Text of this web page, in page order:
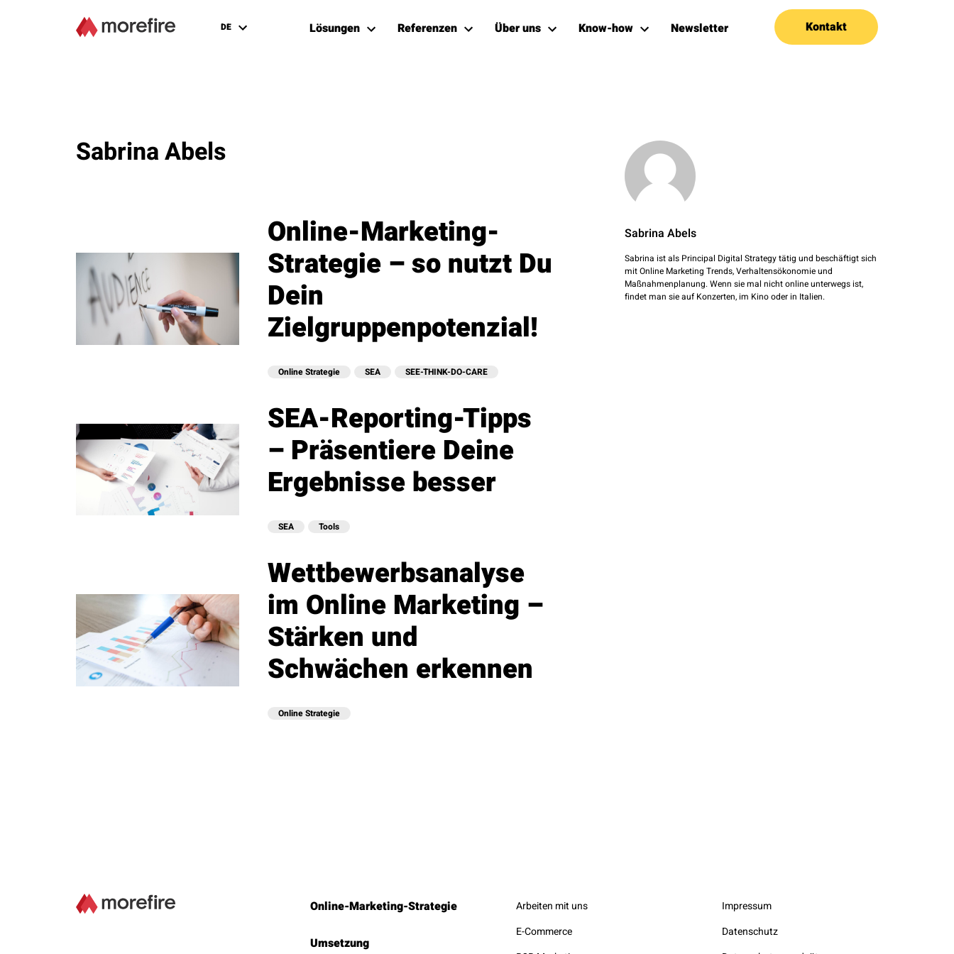
DE Lösungen Referenzen Über uns Know-how Newsletter Kontakt
Sabrina Abels
Online-Marketing-
Strategie – so nutzt Du
Dein
Zielgruppenpotenzial!
Online Strategie SEA SEE-THINK-DO-CARE
SEA-Reporting-Tipps
– Präsentiere Deine
Ergebnisse besser
SEA Tools
Wettbewerbsanalyse
im Online Marketing –
Stärken und
Schwächen erkennen
Online Strategie
Sabrina Abels
Sabrina ist als Principal Digital Strategy tätig und beschäftigt sich
mit Online Marketing Trends, Verhaltensökonomie und
Maßnahmenplanung. Wenn sie mal nicht online unterwegs ist,
findet man sie auf Konzerten, im Kino oder in Italien.
Online-Marketing-Strategie
Umsetzung
Arbeiten mit uns
E-Commerce
Impressum
Datenschutz